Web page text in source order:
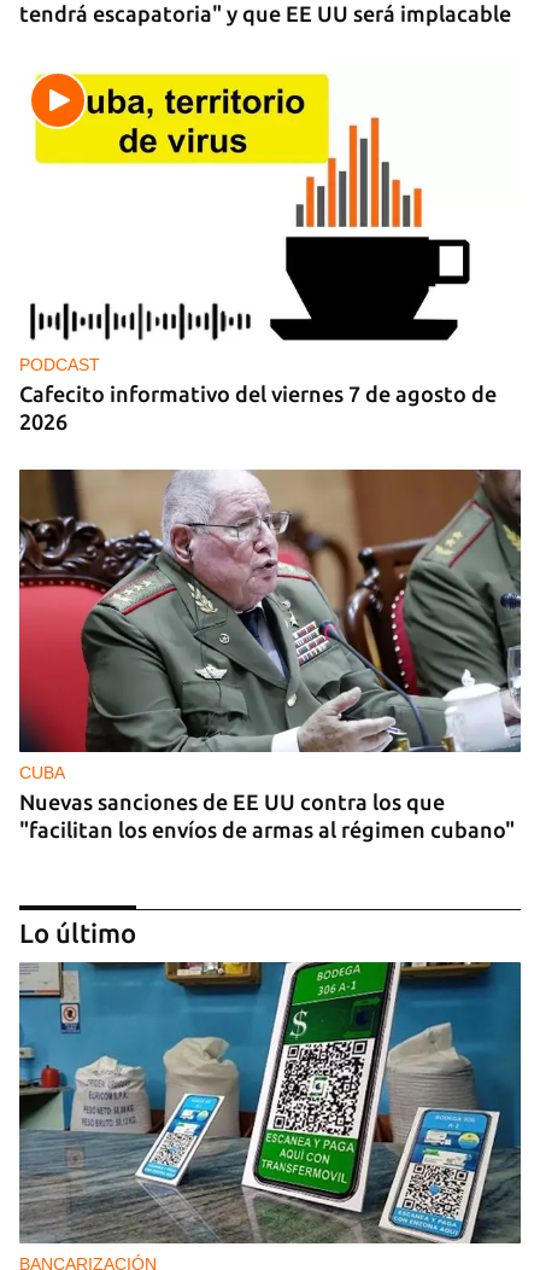
tendrá escapatoria" y que EE UU será implacable
PODCAST
Cafecito informativo del viernes 7 de agosto de
2026
CUBA
Nuevas sanciones de EE UU contra los que
"facilitan los envíos de armas al régimen cubano"
MASONES
Los masones convocan a una concentración
contra la injerencia del Gobierno en sus asuntos
internos
Lo último
BANCARIZACIÓN